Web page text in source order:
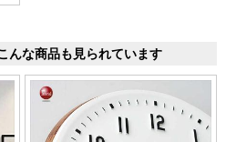
んな商品も見られています